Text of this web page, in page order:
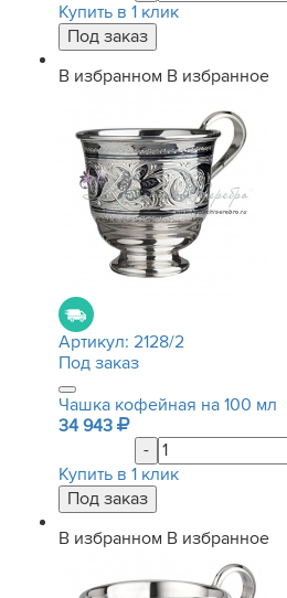
Купить в 1 клик
В избранном В избранное
Артикул: 2128/2
Под заказ
Чашка кофейная на 100 мл
34 943
-
Купить в 1 клик
В избранном В избранное